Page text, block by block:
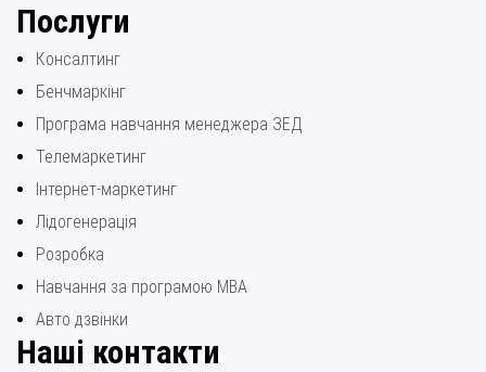
Послуги
Консалтинг
Бенчмаркінг
Програма навчання менеджера ЗЕД
Телемаркетинг
Інтернет-маркетинг
Лідогенерація
Розробка
Навчання за програмою МВА
Авто дзвінки
Наші контакти